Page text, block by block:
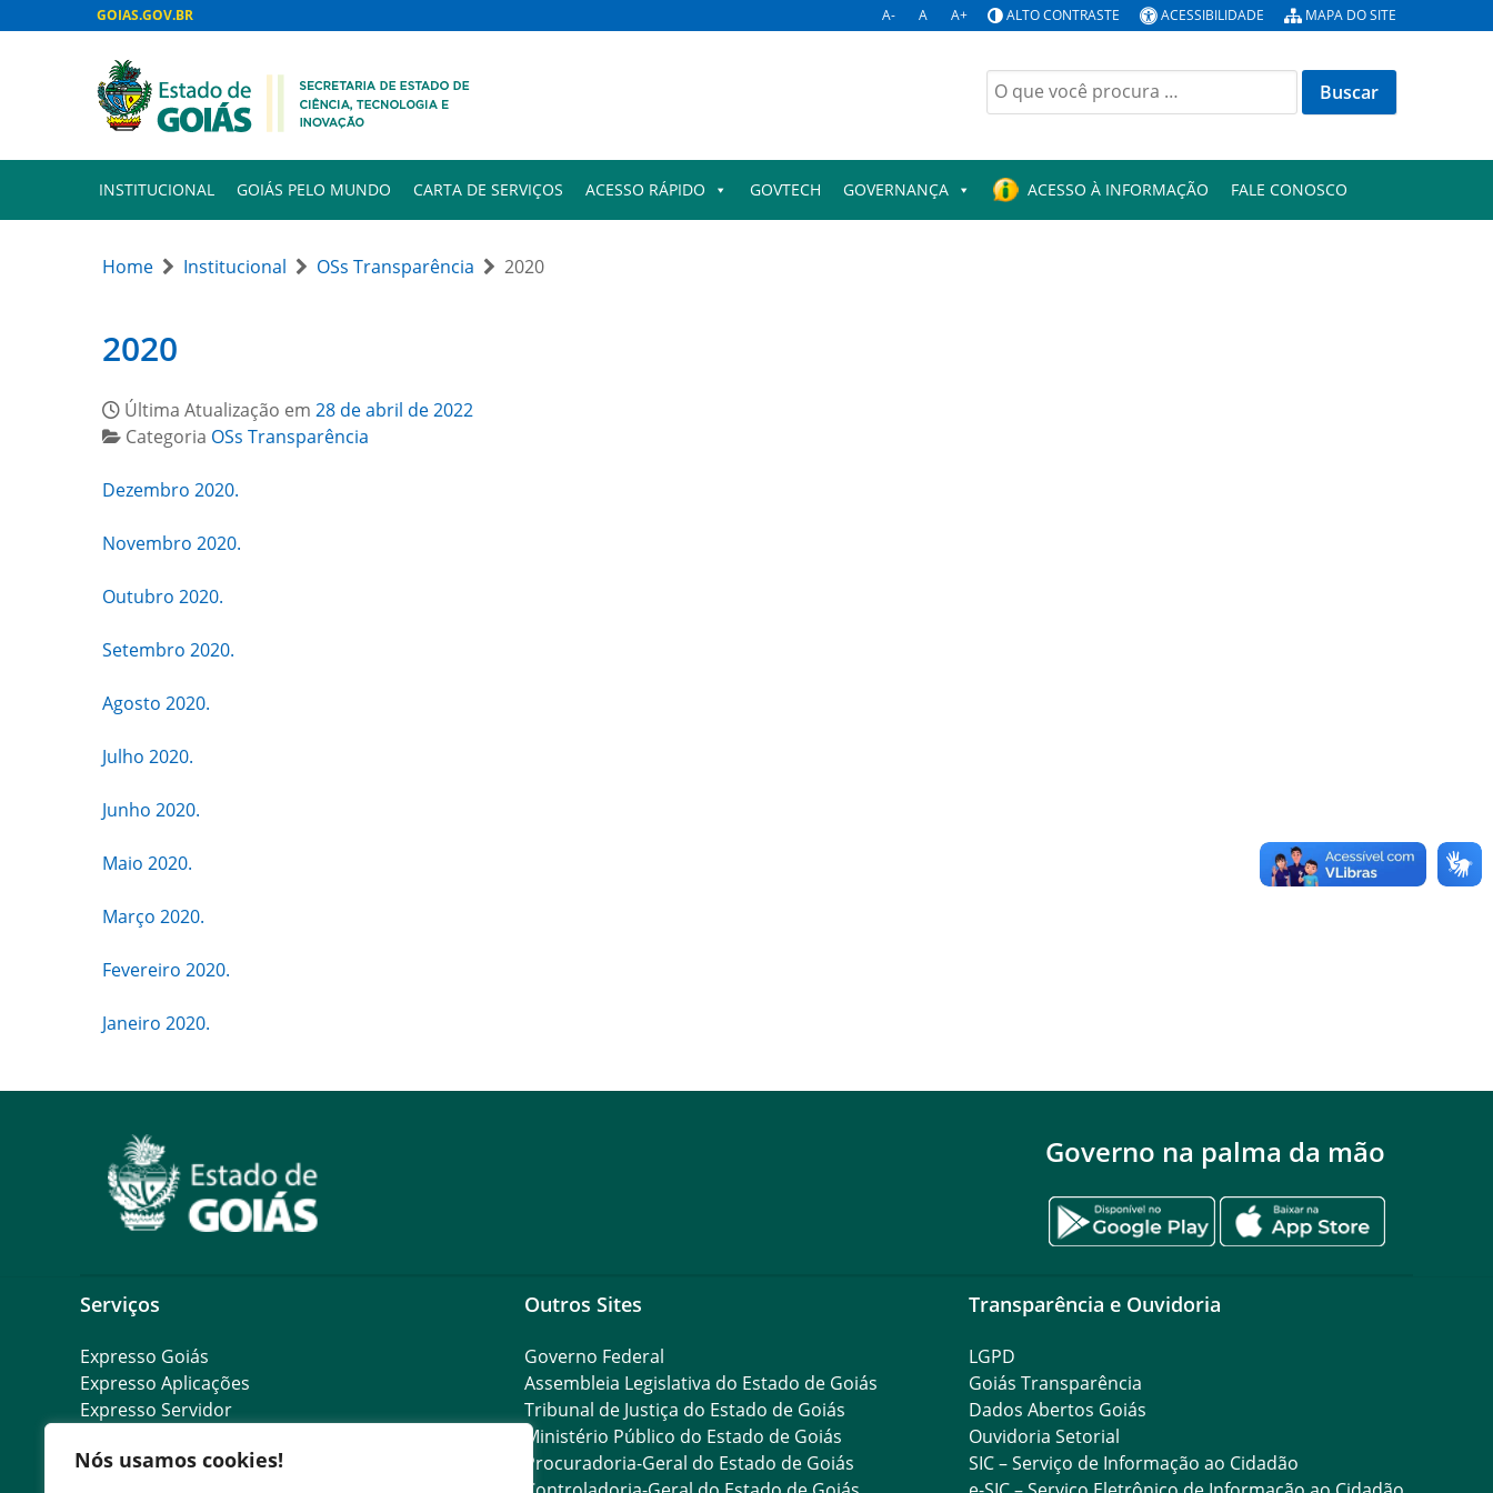
Nós usamos cookies!
GOIAS.GOV.BR A- A A+ ALTO CONTRASTE ACESSIBILIDADE MAPA DO SITE
Buscar
por:
INSTITUCIONAL GOIÁS PELO MUNDO CARTA DE SERVIÇOS ACESSO RÁPIDO GOVTECH GOVERNANÇA ACESSO À INFORMAÇÃO FALE CONOSCO
Home Institucional OSs Transparência 2020
2020
Última Atualização em 28 de abril de 2022
Categoria OSs Transparência
Dezembro 2020.
Novembro 2020.
Outubro 2020.
Setembro 2020.
Agosto 2020.
Julho 2020.
Junho 2020.
Maio 2020.
Março 2020.
Fevereiro 2020.
Janeiro 2020.
Governo na palma da mão
Serviços
Expresso Goiás
Expresso Aplicações
Expresso Servidor
Cadastro de Autoridades
Outros Sites
Governo Federal
Assembleia Legislativa do Estado de Goiás
Tribunal de Justiça do Estado de Goiás
Ministério Público do Estado de Goiás
Procuradoria-Geral do Estado de Goiás
Transparência e Ouvidoria
LGPD
Goiás Transparência
Dados Abertos Goiás
Ouvidoria Setorial
SIC – Serviço de Informação ao Cidadão